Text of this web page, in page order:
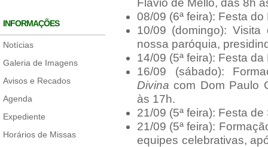
INFORMAÇÕES
Notícias
Galeria de Imagens
Avisos e Recados
Agenda
Expediente
Horários de Missas
Flavio de Mello, das 8h
08/09 (6ª feira): Festa
10/09 (domingo):
nossa paróquia,
14/09 (5ª feira): Festa
16/09 (sábado):
Divina com Dom Paulo
às 17h.
21/09 (5ª feira): Festa
21/09 (5ª feira):
equipes celebrativas,